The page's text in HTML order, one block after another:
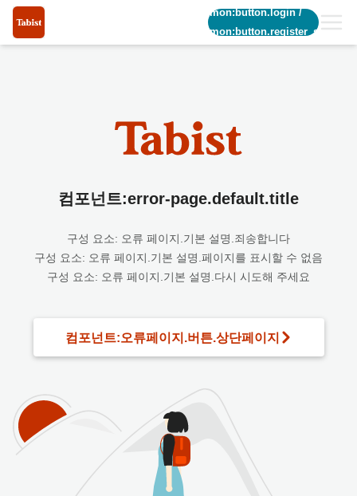
common:button.login/
common:button.register_short
컴포넌트:error-page.default.title
구성 요소: 오류 페이지.기본 설명.죄송합니다
구성 요소: 오류 페이지.기본 설명.페이지를 표시할 수 없음
구성 요소: 오류 페이지.기본 설명.다시 시도해 주세요
컴포넌트:오류페이지.버튼.상단페이지